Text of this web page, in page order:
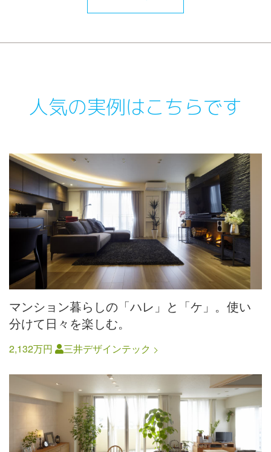
人気の実例はこちらです
マンション暮らしの「ハレ」と「ケ」。使い
分けて日々を楽しむ。
2,132万円 三井デザインテック